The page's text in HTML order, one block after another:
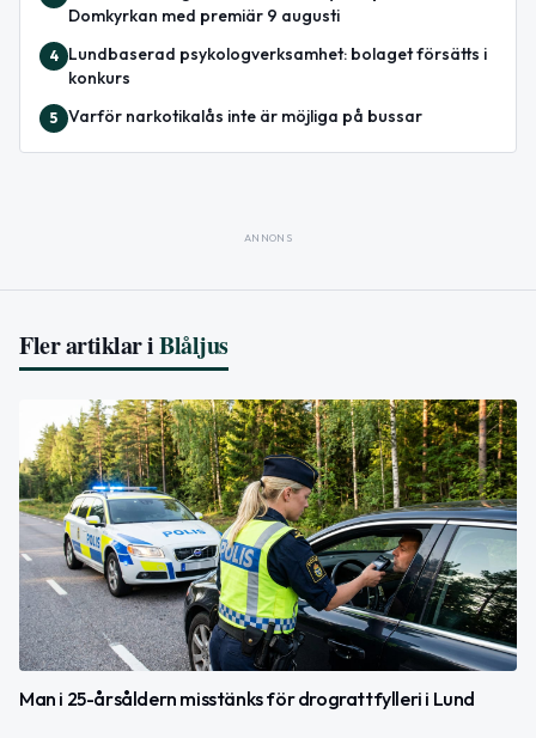
Domkyrkan med premiär 9 augusti
4
Lundbaserad psykologverksamhet: bolaget försätts i
konkurs
5 Varför narkotikalås inte är möjliga på bussar
ANNONS
Fler artiklar iBlåljus
Man i 25-årsåldern misstänks för drograttfylleri i Lund